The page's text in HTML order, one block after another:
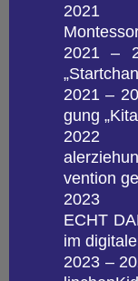
2021
2021 –
2021 –
gung
2022
ven­ti­on
2023
ECHT
im
2023 –